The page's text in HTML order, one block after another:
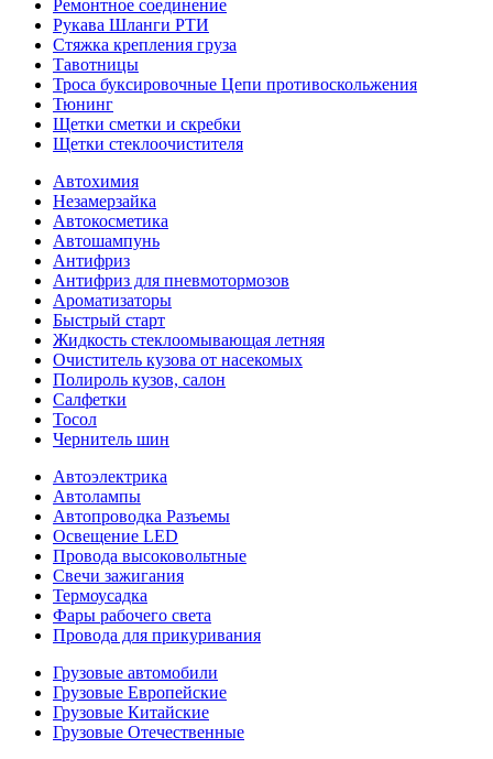
Ремонтное соединение
Рукава Шланги РТИ
Стяжка крепления груза
Тавотницы
Троса буксировочные Цепи противоскольжения
Тюнинг
Щетки сметки и скребки
Щетки стеклоочистителя
Автохимия
Незамерзайка
Автокосметика
Автошампунь
Антифриз
Антифриз для пневмотормозов
Ароматизаторы
Быстрый старт
Жидкость стеклоомывающая летняя
Очиститель кузова от насекомых
Полироль кузов, салон
Салфетки
Тосол
Чернитель шин
Автоэлектрика
Автолампы
Автопроводка Разъемы
Освещение LED
Провода высоковольтные
Свечи зажигания
Термоусадка
Фары рабочего света
Провода для прикуривания
Грузовые автомобили
Грузовые Европейские
Грузовые Китайские
Грузовые Отечественные